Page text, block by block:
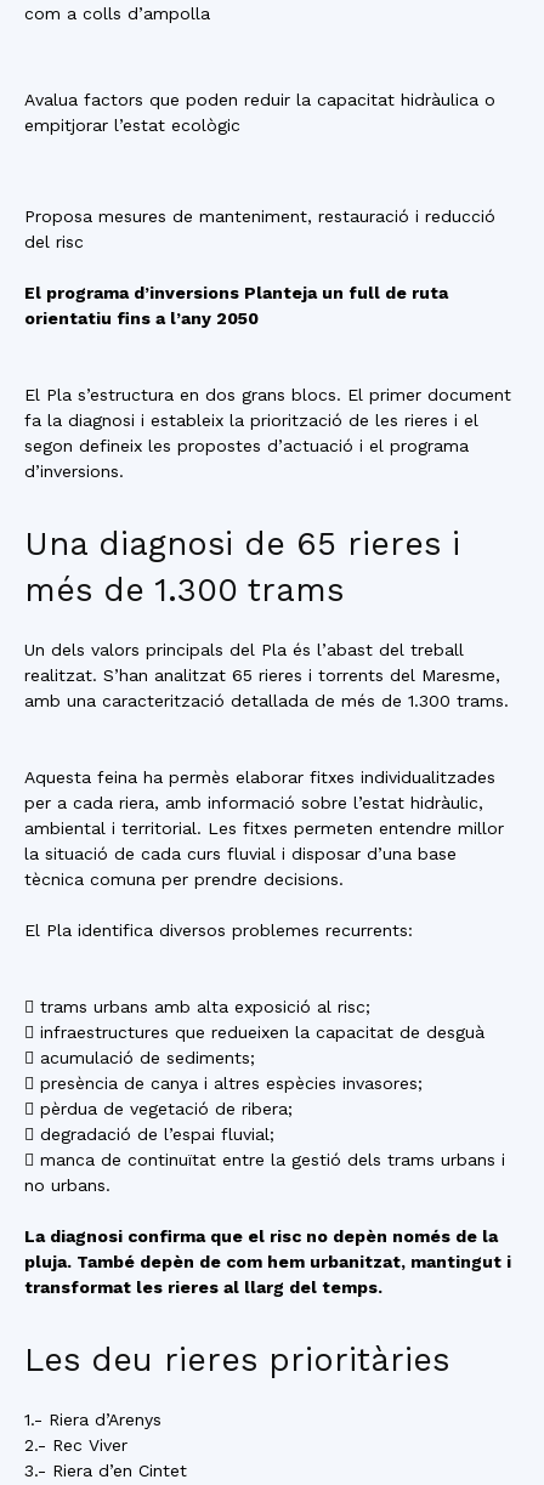
com a colls d’ampolla
Avalua factors que poden reduir la capacitat hidràulica o
empitjorar l’estat ecològic
Proposa mesures de manteniment, restauració i reducció
del risc
El programa d’inversions Planteja un full de ruta
orientatiu fins a l’any 2050
El Pla s’estructura en dos grans blocs. El primer document
fa la diagnosi i estableix la priorització de les rieres i el
segon defineix les propostes d’actuació i el programa
d’inversions.
Una diagnosi de 65 rieres i
més de 1.300 trams
Un dels valors principals del Pla és l’abast del treball
realitzat. S’han analitzat 65 rieres i torrents del Maresme,
amb una caracterització detallada de més de 1.300 trams.
Aquesta feina ha permès elaborar fitxes individualitzades
per a cada riera, amb informació sobre l’estat hidràulic,
ambiental i territorial. Les fitxes permeten entendre millor
la situació de cada curs fluvial i disposar d’una base
tècnica comuna per prendre decisions.
El Pla identifica diversos problemes recurrents:
 trams urbans amb alta exposició al risc;
 infraestructures que redueixen la capacitat de desguà
 acumulació de sediments;
 presència de canya i altres espècies invasores;
 pèrdua de vegetació de ribera;
 degradació de l’espai fluvial;
 manca de continuïtat entre la gestió dels trams urbans i
no urbans.
La diagnosi confirma que el risc no depèn només de la
pluja. També depèn de com hem urbanitzat, mantingut i
transformat les rieres al llarg del temps.
Les deu rieres prioritàries
1.- Riera d’Arenys
2.- Rec Viver
3.- Riera d’en Cintet